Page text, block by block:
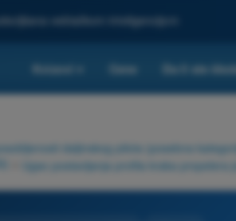
veštačkom inteligencijom
Kvizovi Cene Da li ste
daljinskog pilota (posebna